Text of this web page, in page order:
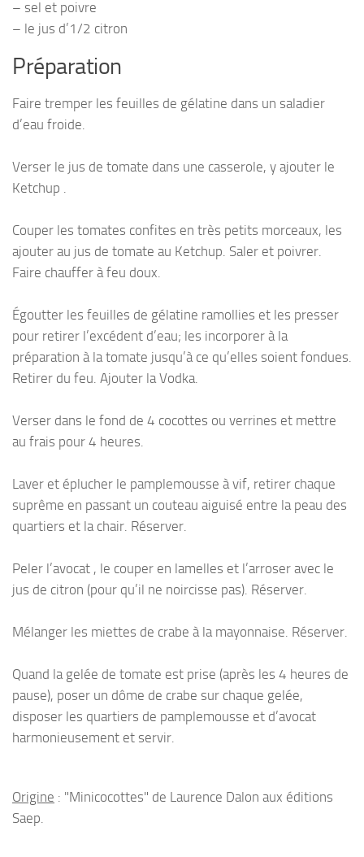
– sel et poivre
– le jus d’1/2 citron
Préparation
Faire tremper les feuilles de gélatine dans un saladier
d’eau froide.
Verser le jus de tomate dans une casserole, y ajouter le
Ketchup .
Couper les tomates confites en très petits morceaux, les
ajouter au jus de tomate au Ketchup. Saler et poivrer.
Faire chauffer à feu doux.
Égoutter les feuilles de gélatine ramollies et les presser
pour retirer l’excédent d’eau; les incorporer à la
préparation à la tomate jusqu’à ce qu’elles soient fondues.
Retirer du feu. Ajouter la Vodka.
Verser dans le fond de 4 cocottes ou verrines et mettre
au frais pour 4 heures.
Laver et éplucher le pamplemousse à vif, retirer chaque
suprême en passant un couteau aiguisé entre la peau des
quartiers et la chair. Réserver.
Peler l’avocat , le couper en lamelles et l’arroser avec le
jus de citron (pour qu’il ne noircisse pas). Réserver.
Mélanger les miettes de crabe à la mayonnaise. Réserver.
Quand la gelée de tomate est prise (après les 4 heures de
pause), poser un dôme de crabe sur chaque gelée,
disposer les quartiers de pamplemousse et d’avocat
harmonieusement et servir.
Origine : "Minicocottes" de Laurence Dalon aux éditions
Saep.